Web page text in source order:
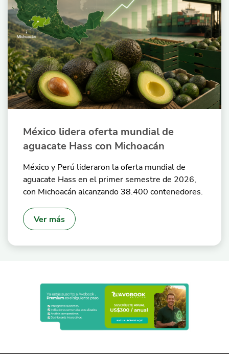
México lidera oferta mundial de
aguacate Hass con Michoacán
México y Perú lideraron la oferta mundial de
aguacate Hass en el primer semestre de 2026,
con Michoacán alcanzando 38.400 contenedores.
Ver más